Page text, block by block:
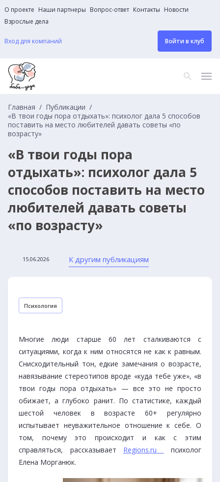
О проекте Наши партнеры Вопрос-ответ Контакты Новости
Взрослые дела
Вход для компаний Войти в клуб
Главная
Публикации
«В твои годы пора отдыхать»: психолог дала 5 способов
поставить на место любителей давать советы «по
возрасту»
«В твои годы пора
отдыхать»: психолог дала 5
способов поставить на место
любителей давать советы
«по возрасту»
15.06.2026 К другим публикациям
Психология
Многие люди старше 60 лет сталкиваются с
ситуациями, когда к ним относятся не как к равным.
Снисходительный тон, едкие замечания о возрасте,
навязывание стереотипов вроде «куда тебе уже», «в
твои годы пора отдыхать» — все это не просто
обижает, а глубоко ранит. По статистике, каждый
шестой человек в возрасте 60+ регулярно
испытывает неуважительное отношение к себе. О
том, почему это происходит и как с этим
справляться, рассказывает Regions.ru
психолог
Елена Морганюк.